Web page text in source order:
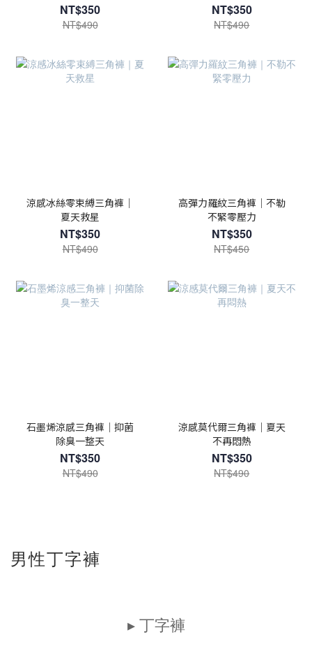
NT$350
NT$490
NT$350
NT$490
涼感冰絲零束縛三角褲｜
夏天救星
NT$350
NT$490
高彈力羅紋三角褲｜不勒
不緊零壓力
NT$350
NT$450
石墨烯涼感三角褲｜抑菌
除臭一整天
NT$350
NT$490
涼感莫代爾三角褲｜夏天
不再悶熱
NT$350
NT$490
男性丁字褲
▸ 丁字褲